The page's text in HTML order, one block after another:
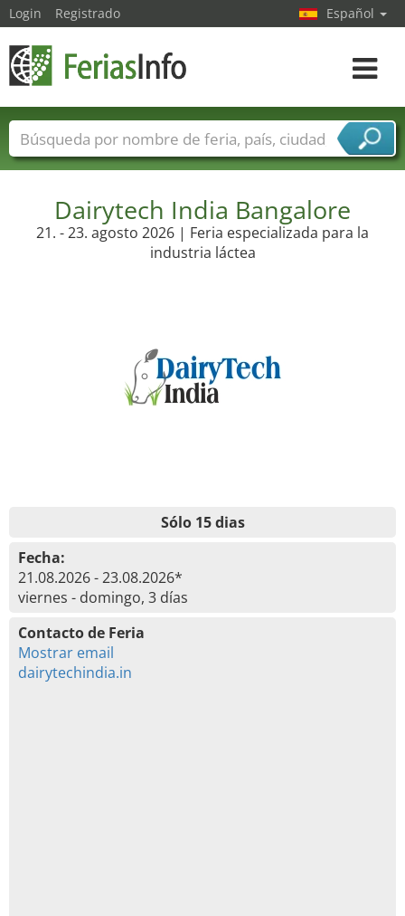
Dairytech India Bangalore
21. - 23. agosto 2026 | Feria especializada para la
industria láctea
Sólo 15 dias
Fecha:
21.08.2026 - 23.08.2026*
viernes - domingo, 3 días
Contacto de Feria
Mostrar email
dairytechindia.in
Login Registrado Español
toggle
Nombres de ferias Países
Ciudades
Sectores de proveedor de servicios